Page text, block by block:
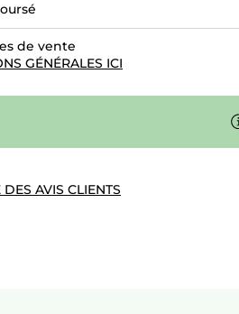
de vente
GÉNÉRALES ICI
AVIS CLIENTS